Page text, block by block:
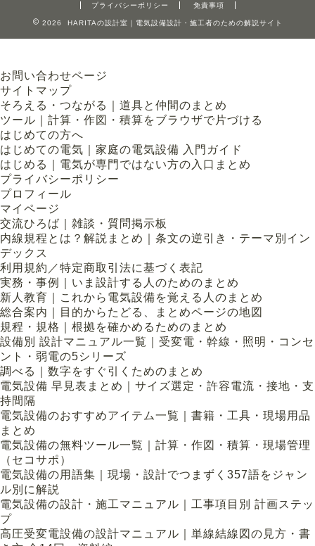
プライバシーポリシー 免責事項
2026 HARITAの設計室｜電気設備設計・施工者のための解説サイト
お問い合わせページ
サイトマップ
そろえる・つながる｜道具と仲間のまとめ
ツール｜計算・作図・積算をブラウザで片づける
はじめての方へ
はじめての電気｜家庭の電気設備 入門ガイド
はじめる｜電気が専門ではない方の入口まとめ
プライバシーポリシー
プロフィール
マイページ
交流ひろば｜雑談・質問掲示板
内線規程とは？解説まとめ｜条文の逆引き・テーマ別イン
デックス
利用規約／特定商取引法に基づく表記
実務・事例｜いま設計する人のためのまとめ
新人教育｜これから電気設備を覚える人のまとめ
総合案内｜目的からたどる、まとめページの地図
規程・規格｜根拠を確かめるためのまとめ
設備別 設計マニュアル一覧｜受変電・幹線・照明・コンセ
ント・弱電の5シリーズ
調べる｜数字をすぐ引くためのまとめ
電気設備 早見表まとめ｜サイズ選定・許容電流・接地・支
持間隔
電気設備のおすすめアイテム一覧｜書籍・工具・現場用品
まとめ
電気設備の無料ツール一覧｜計算・作図・積算・現場管理
（セコサポ）
電気設備の用語集｜現場・設計でつまずく357語をジャン
ル別に解説
電気設備の設計・施工マニュアル｜工事項目別 計画ステッ
プ
高圧受変電設備の設計マニュアル｜単線結線図の見方・書